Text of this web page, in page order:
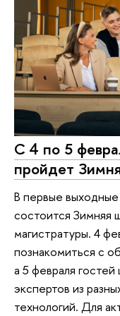
С 4 по 5
пройдет
В первые
состоится Зимняя
магистратуры. 4
познакомиться с
а 5 февраля
экспертов из
технологий. Для